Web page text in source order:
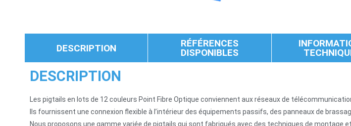
DESCRIPTION
RÉFÉRENCES
DISPONIBLES
DESCRIPTION
Les pigtails en lots de 12 couleurs Point Fibre Optique conviennent aux réseaux de
Ils fournissent une connexion flexible à l’intérieur des équipements passifs, des panneaux de
Nous proposons une gamme variée de pigtails qui sont fabriqués avec des techniques de montage